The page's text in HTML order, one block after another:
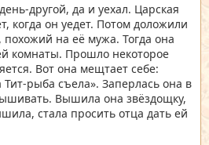
другой, да и уехал. Царская
когда он уедет. Потом доложили
на её мужа. Тогда она
комнаты. Прошло некоторое
Вот она мещтает себе:
рыба съела». Заперлась она в
Вышила она звёздощку,
стала просить отца дать ей